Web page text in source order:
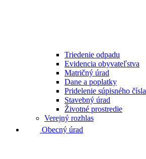
Triedenie odpadu
Evidencia obyvateľstva
Matričný úrad
Dane a poplatky
Pridelenie súpisného čísla
Stavebný úrad
Životné prostredie
Verejný rozhlas
Obecný úrad